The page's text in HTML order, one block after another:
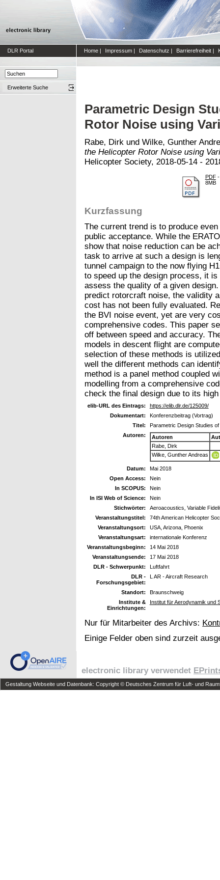
DLR Portal Home | Impressum | Datenschutz | Barrierefreiheit |
Erweiterte Suche
Parametric Design
Rotor Noise using
Rabe, Dirk und Wilke, Gunther
the Helicopter Rotor Noise using
Helicopter Society, 2018-05-14 -
PDF-
8MB
Kurzfassung
The current trend is to produce
public acceptance. While the
show that noise reduction can be
task to arrive at such a design is
tunnel campaign to the now flying
to speed up the design process, it
assess the quality of a given
predict rotorcraft noise, the validity
cost has not been fully evaluated.
the BVI noise event, yet are very
comprehensive codes. This paper
off between speed and accuracy.
models in descent flight are
selection of these methods is
well the different methods can
method is a panel method coupled
modelling from a comprehensive
check the final design due to its
elib-URL des Eintrags:
https://elib.dlr.de/125009/
Dokumentart:
Konferenzbeitrag (Vortrag)
Titel:
Parametric Design Studies
Autoren:
Autoren
Rabe, Dirk
Wilke, Gunther Andreas
Datum:
Mai 2018
Open Access:
Nein
In SCOPUS:
Nein
In ISI Web of Science:
Nein
Stichwörter:
Aeroacoustics, Variable
Veranstaltungstitel:
74th American Helicopter
Veranstaltungsort:
USA, Arizona, Phoenix
Veranstaltungsart:
internationale Konferenz
Veranstaltungsbeginn:
14 Mai 2018
Veranstaltungsende:
17 Mai 2018
DLR - Schwerpunkt:
Luftfahrt
DLR -
Forschungsgebiet:
L AR - Aircraft Research
Standort:
Braunschweig
Institute &
Einrichtungen:
Institut für Aerodynamik und
Nur für Mitarbeiter des Archivs:
Einige Felder oben sind zurzeit
electronic library verwendet
Gestaltung Webseite und Datenbank: Copyright © Deutsches Zentrum für Luft- und